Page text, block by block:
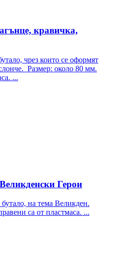
кравичка,
чрез които се оформят
Размер: около 80 мм.
...
Герои
на тема Великден.
са от пластмаса. ...